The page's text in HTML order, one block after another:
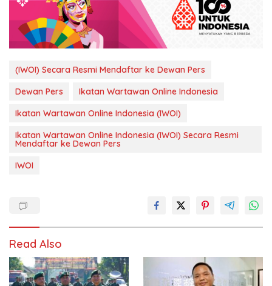
(IWOI) Secara Resmi Mendaftar ke Dewan Pers
Dewan Pers
Ikatan Wartawan Online Indonesia
Ikatan Wartawan Online Indonesia (IWOI)
Ikatan Wartawan Online Indonesia (IWOI) Secara Resmi
Mendaftar ke Dewan Pers
IWOI
Read Also